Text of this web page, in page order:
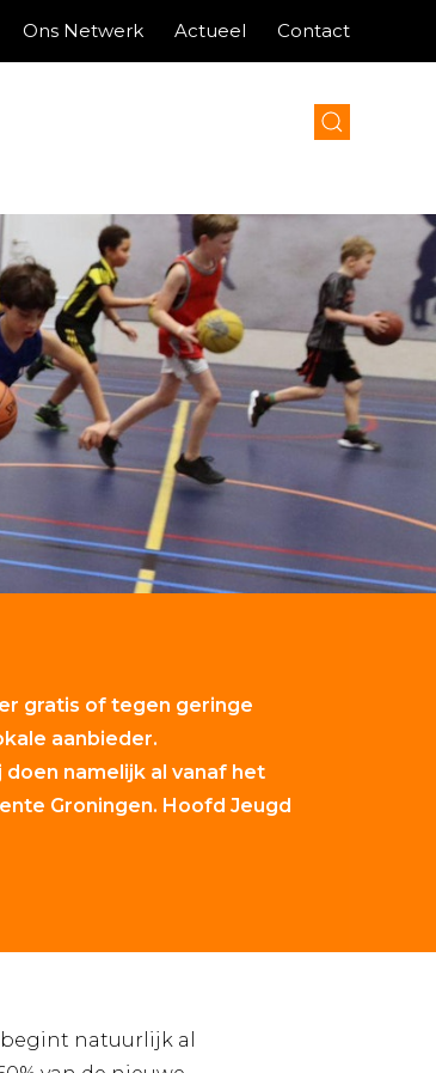
Ons Netwerk Actueel Contact
gratis of tegen geringe
aanbieder.
doen namelijk al vanaf het
Groningen. Hoofd Jeugd
begint natuurlijk al